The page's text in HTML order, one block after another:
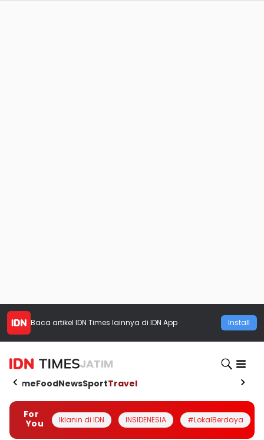
Baca artikel IDN Times lainnya di IDN App Install
JATIM
HomeFoodNewsSportTravel
For
You
Iklanin di IDN INSIDENESIA #LokalBerdaya